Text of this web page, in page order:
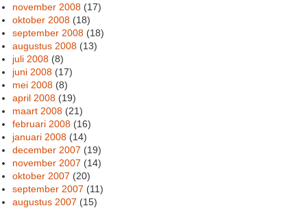
november 2008 (17)
oktober 2008 (18)
september 2008 (18)
augustus 2008 (13)
juli 2008 (8)
juni 2008 (17)
mei 2008 (8)
april 2008 (19)
maart 2008 (21)
februari 2008 (16)
januari 2008 (14)
december 2007 (19)
november 2007 (14)
oktober 2007 (20)
september 2007 (11)
augustus 2007 (15)